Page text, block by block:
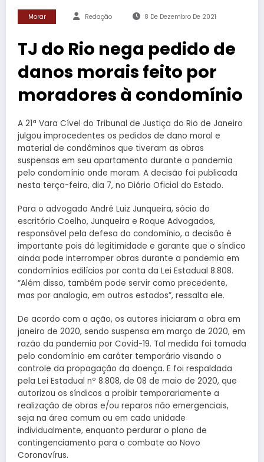
Morar Redação 8 De Dezembro De 2021
TJ do Rio nega pedido de
danos morais feito por
moradores à condomínio
A 21ª Vara Cível do Tribunal de Justiça do Rio de Janeiro
julgou improcedentes os pedidos de dano moral e
material de condôminos que tiveram as obras
suspensas em seu apartamento durante a pandemia
pelo condomínio onde moram. A decisão foi publicada
nesta terça-feira, dia 7, no Diário Oficial do Estado.
Para o advogado André Luiz Junqueira, sócio do
escritório Coelho, Junqueira e Roque Advogados,
responsável pela defesa do condomínio, a decisão é
importante pois dá legitimidade e garante que o síndico
ainda pode interromper obras durante a pandemia em
condomínios edilícios por conta da Lei Estadual 8.808.
“Além disso, também pode servir como precedente,
mas por analogia, em outros estados”, ressalta ele.
De acordo com a ação, os autores iniciaram a obra em
janeiro de 2020, sendo suspensa em março de 2020, em
razão da pandemia por Covid-19. Tal medida foi tomada
pelo condomínio em caráter temporário visando o
controle da propagação da doença. E foi respaldada
pela Lei Estadual nº 8.808, de 08 de maio de 2020, que
autorizou os síndicos a proibir temporariamente a
realização de obras e/ou reparos não emergenciais,
seja na área comum ou em cada unidade
individualmente, enquanto perdurar o plano de
contingenciamento para o combate ao Novo
Coronavírus.